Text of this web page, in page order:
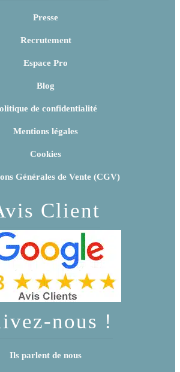
Presse
Recrutement
Espace Pro
Blog
de confidentialité
Mentions légales
Cookies
Générales de Vente (CGV)
Client
nous !
Ils parlent de nous